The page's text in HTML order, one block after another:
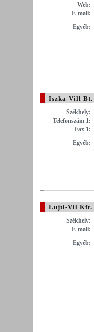
Web:
E-mail:
Egyéb:
Iszka-Vill Bt.
Székhely:
Telefonszám 1:
Fax 1:
Egyéb:
Lujti-Vil Kft.
Székhely:
E-mail:
Egyéb: